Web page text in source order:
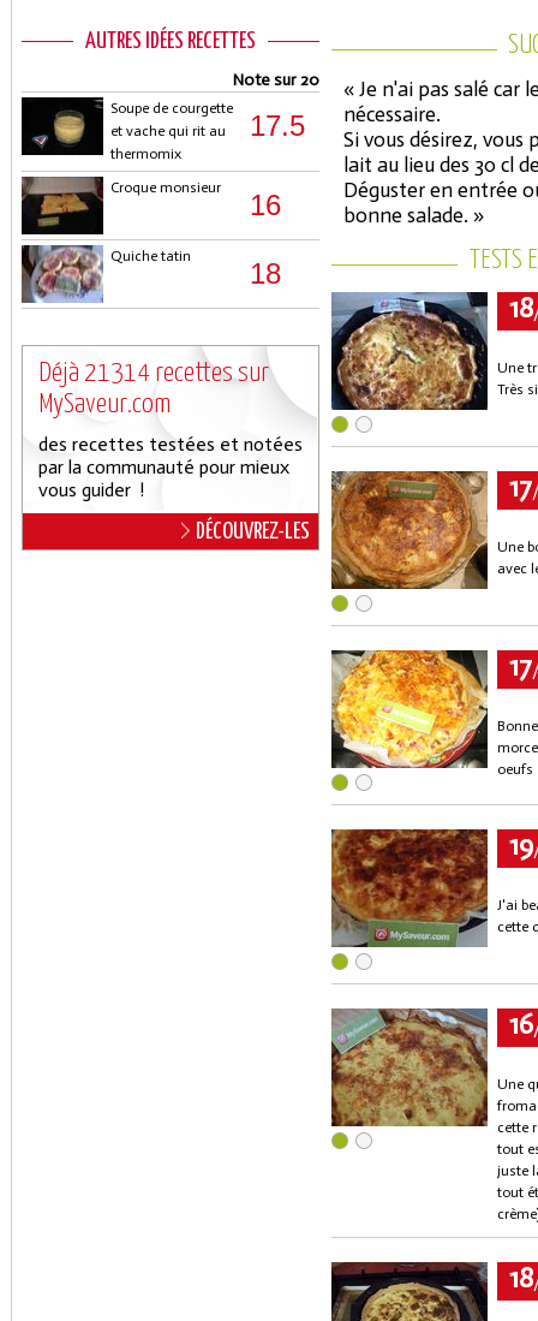
AUTRES IDÉES RECETTES
Note sur 20
Soupe de courgette
et vache qui rit au
thermomix
17.5
Croque monsieur
16
Quiche tatin
18
Déjà 21314 recettes sur
MySaveur.com
des recettes testées et notées
par la communauté pour mieux
vous guider !
DÉCOUVREZ-LES
« Je n'ai pas salé car
nécessaire.
Si vous désirez, vous
lait au lieu des 30 cl
Déguster en entrée
bonne salade. »
18
Une
Très
17
Une
avec
17
oeufs
19
J'ai
cette
16
Une
cette
tout
juste
tout
18